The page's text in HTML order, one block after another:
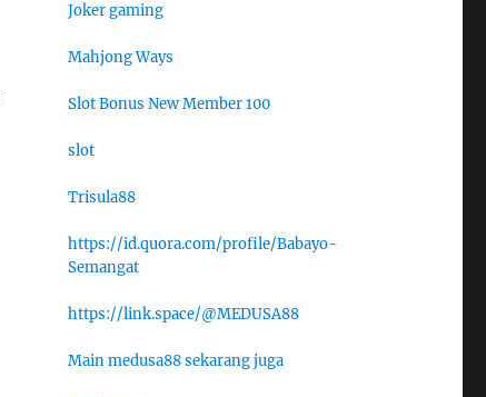
Joker gaming
Mahjong Ways
Slot Bonus New Member 100
slot
Trisula88
https://id.quora.com/profile/Babayo-
Semangat
https://link.space/@MEDUSA88
Main medusa88 sekarang juga